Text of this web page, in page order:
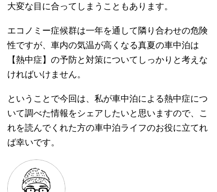
大変な目に合ってしまうこともあります。
エコノミー症候群は一年を通して隣り合わせの危険
性ですが、車内の気温が高くなる真夏の車中泊は
【熱中症】の予防と対策についてしっかりと考えな
ければいけません。
ということで今回は、私が車中泊による熱中症につ
いて調べた情報をシェアしたいと思いますので、こ
れを読んでくれた方の車中泊ライフのお役に立てれ
ば幸いです。